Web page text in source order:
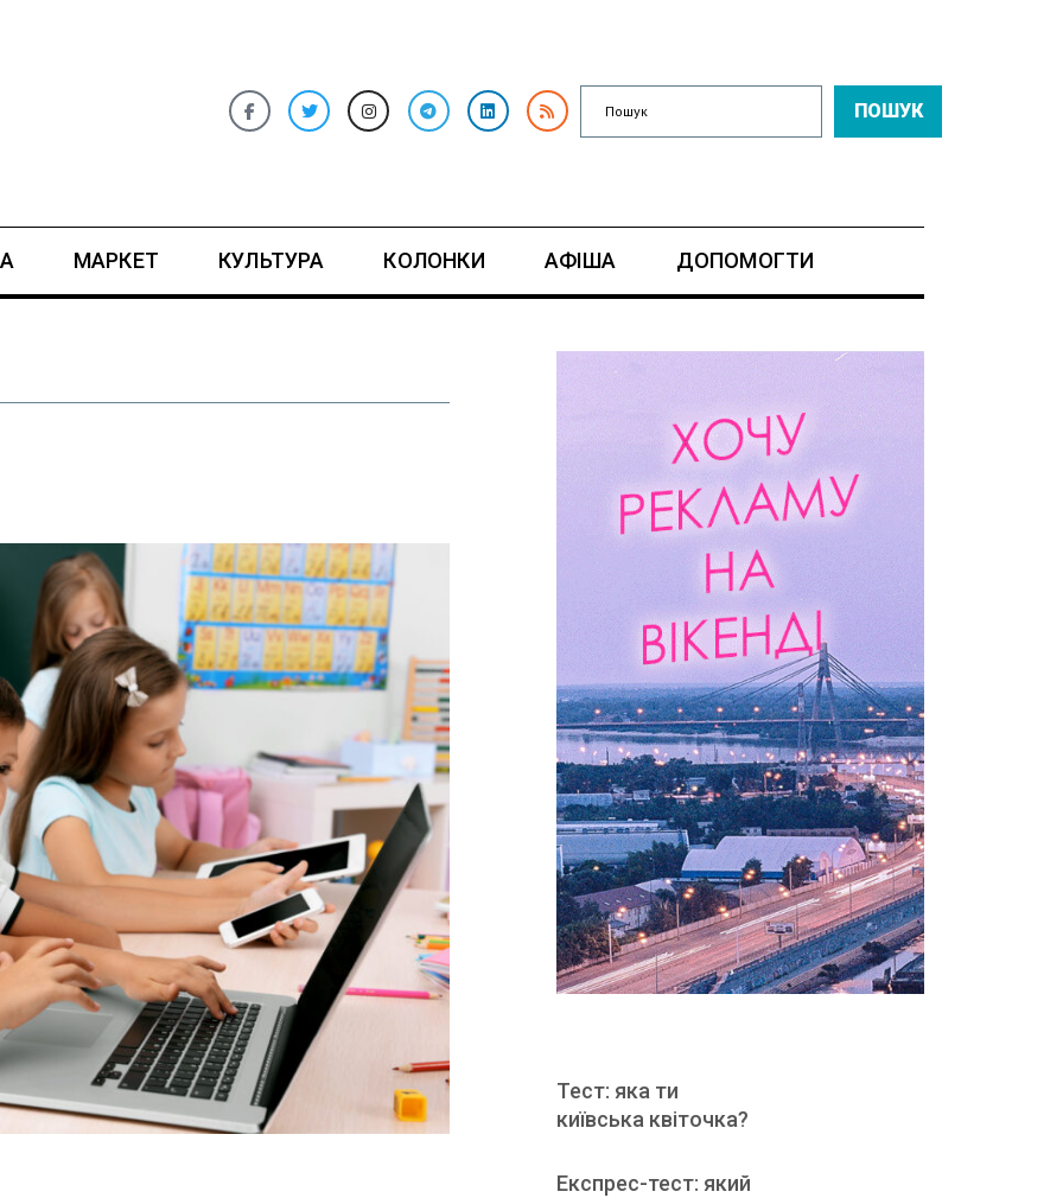
ПОШУК
МАРКЕТ КУЛЬТУРА КОЛОНКИ АФІША ДОПОМОГТИ
Тест: яка ти
київська квіточка?
Експрес-тест: який